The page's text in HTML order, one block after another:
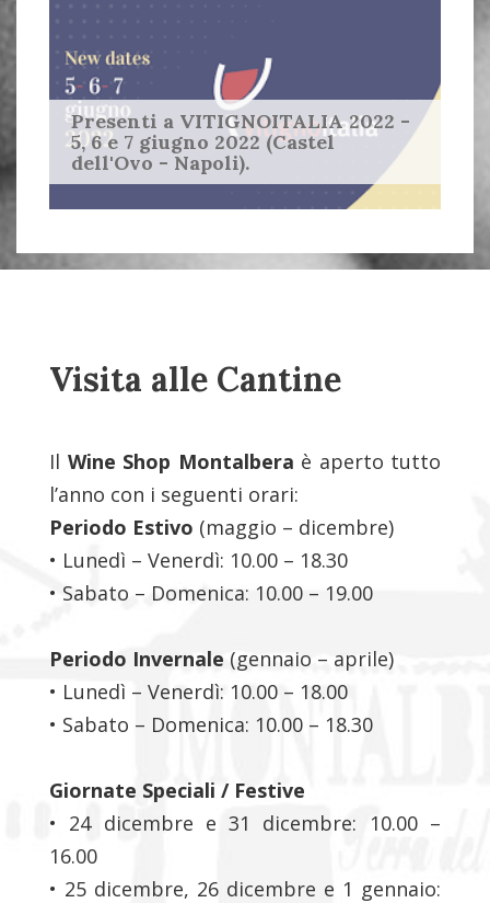
Presenti a VITIGNOITALIA 2022 -
5, 6 e 7 giugno 2022 (Castel
dell'Ovo - Napoli).
Visita alle Cantine
Il Wine Shop Montalbera è aperto tutto
l’anno con i seguenti orari:
Periodo Estivo (maggio – dicembre)
• Lunedì – Venerdì: 10.00 – 18.30
• Sabato – Domenica: 10.00 – 19.00
Periodo Invernale (gennaio – aprile)
• Lunedì – Venerdì: 10.00 – 18.00
• Sabato – Domenica: 10.00 – 18.30
Giornate Speciali / Festive
• 24 dicembre e 31 dicembre: 10.00 –
16.00
• 25 dicembre, 26 dicembre e 1 gennaio: